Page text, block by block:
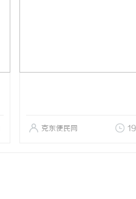
克东便民网